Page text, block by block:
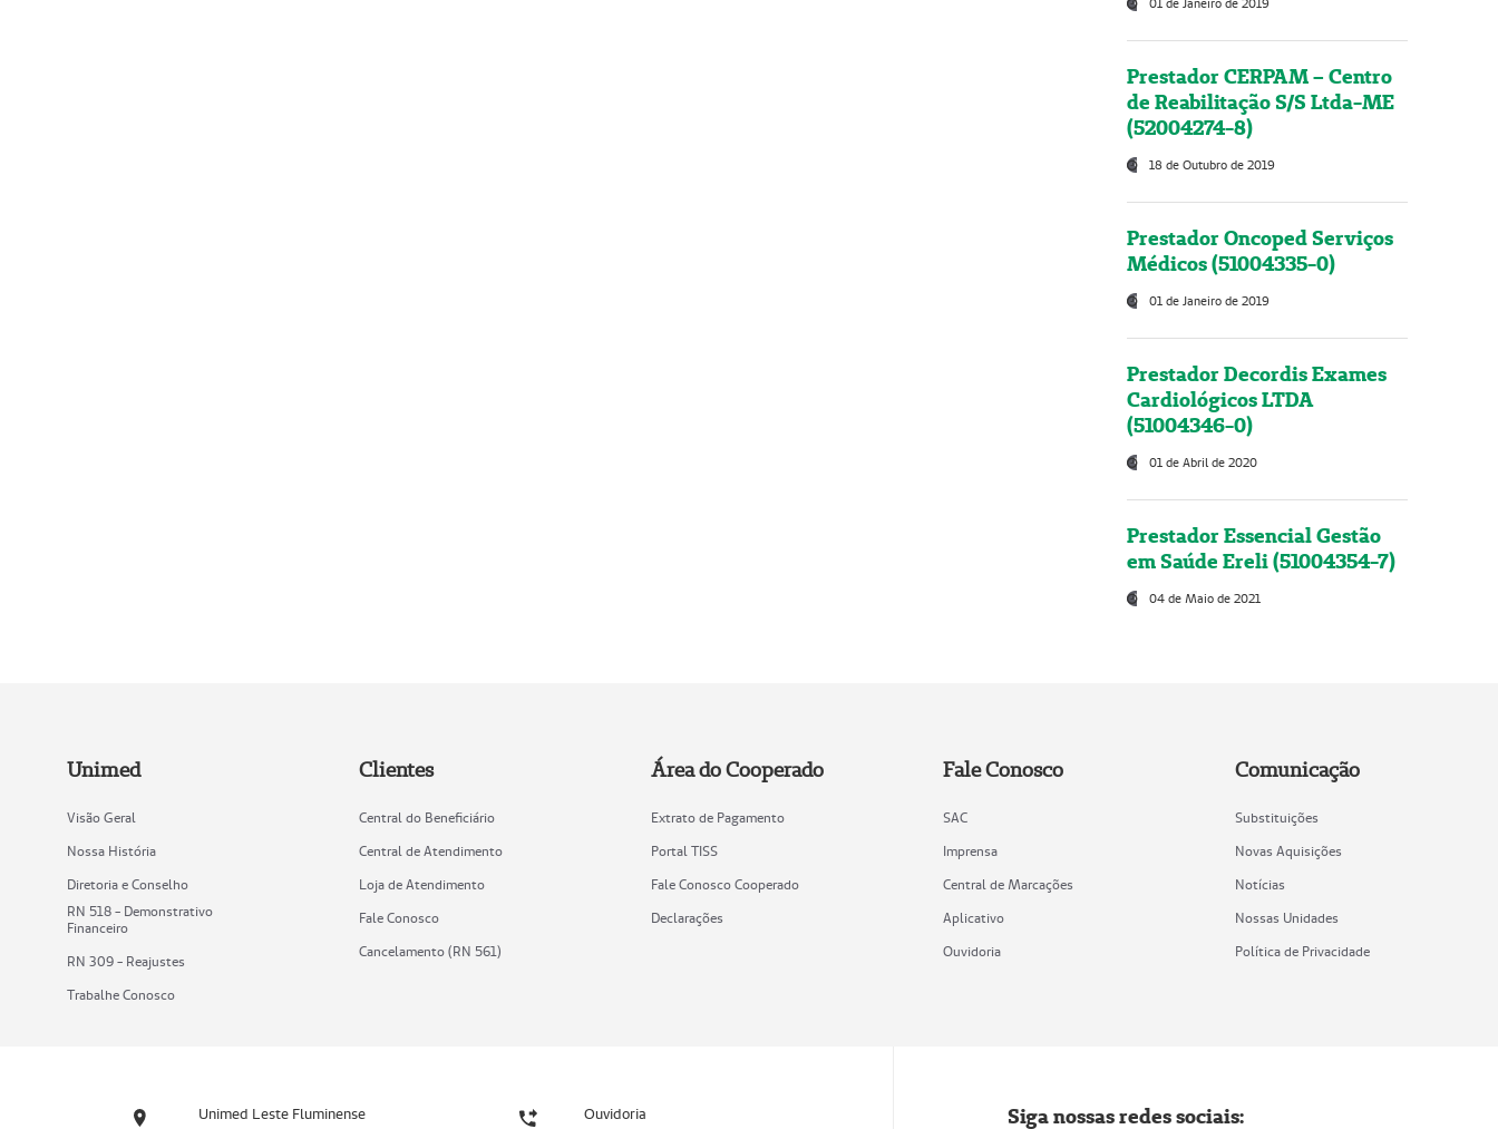
01 de Janeiro de 2019
Prestador CERPAM – Centro
de Reabilitação S/S Ltda-ME
(52004274-8)
18 de Outubro de 2019
Prestador Oncoped Serviços
Médicos (51004335-0)
01 de Janeiro de 2019
Prestador Decordis Exames
Cardiológicos LTDA
(51004346-0)
01 de Abril de 2020
Prestador Essencial Gestão
em Saúde Ereli (51004354-7)
04 de Maio de 2021
Unimed
Visão Geral
Nossa História
Diretoria e Conselho
RN 518 - Demonstrativo
Financeiro
RN 309 - Reajustes
Trabalhe Conosco
Clientes
Central do Beneficiário
Central de Atendimento
Loja de Atendimento
Fale Conosco
Cancelamento (RN 561)
Área do Cooperado
Extrato de Pagamento
Portal TISS
Fale Conosco Cooperado
Declarações
Fale Conosco
SAC
Imprensa
Central de Marcações
Aplicativo
Ouvidoria
Comunicação
Substituições
Novas Aquisições
Notícias
Nossas Unidades
Política de Privacidade
Unimed Leste Fluminense Ouvidoria Siga nossas redes sociais: